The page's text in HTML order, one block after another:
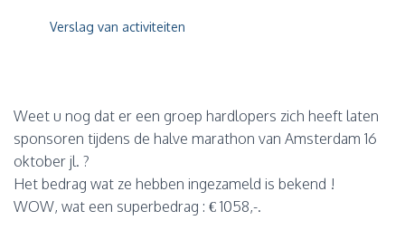
Verslag van activiteiten
Weet u nog dat er een groep hardlopers zich heeft laten
sponsoren tijdens de halve marathon van Amsterdam 16
oktober jl. ?
Het bedrag wat ze hebben ingezameld is bekend !
WOW, wat een superbedrag : € 1058,-.